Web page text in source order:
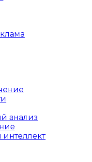
анализ